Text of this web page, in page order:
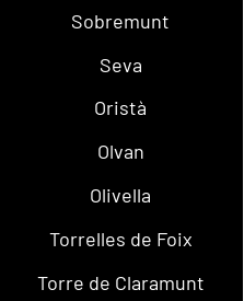
Sobremunt
Seva
Oristà
Olvan
Olivella
Torrelles de Foix
Torre de Claramunt